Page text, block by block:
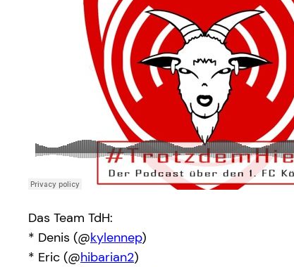
Das Team TdH:
* Denis (@kylennep)
* Eric (@hibarian2)